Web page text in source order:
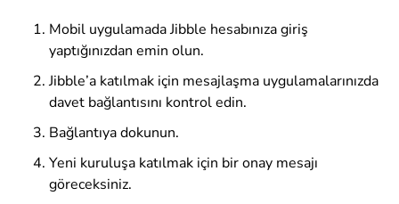
Mobil uygulamada Jibble hesabınıza giriş
yaptığınızdan emin olun.
Jibble’a katılmak için mesajlaşma uygulamalarınızda
davet bağlantısını kontrol edin.
Bağlantıya dokunun.
Yeni kuruluşa katılmak için bir onay mesajı
göreceksiniz.